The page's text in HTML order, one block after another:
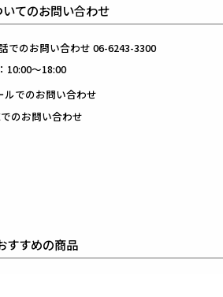
ストレスのない着心地をキープしてくれます。
オリジナルの折鶴ピンをラペルに付
ツもクレイジー仕様にアップデートし、テー
を入れたフロントのセンタークリースが特徴的
ラシックなダブル仕立て。
シャツに限らずニットやカットソーと合わせて
レス性を兼ね備えシーンを選ばない万能セット
して発熱するソフトサーモの機能性はもちろん
ーヨン糸のソフトな風合い感も特徴です。
てのお問い合わせ
でのお問い合わせ 06-6243-3300
10:00～18:00
ルでのお問い合わせ
のお問い合わせ